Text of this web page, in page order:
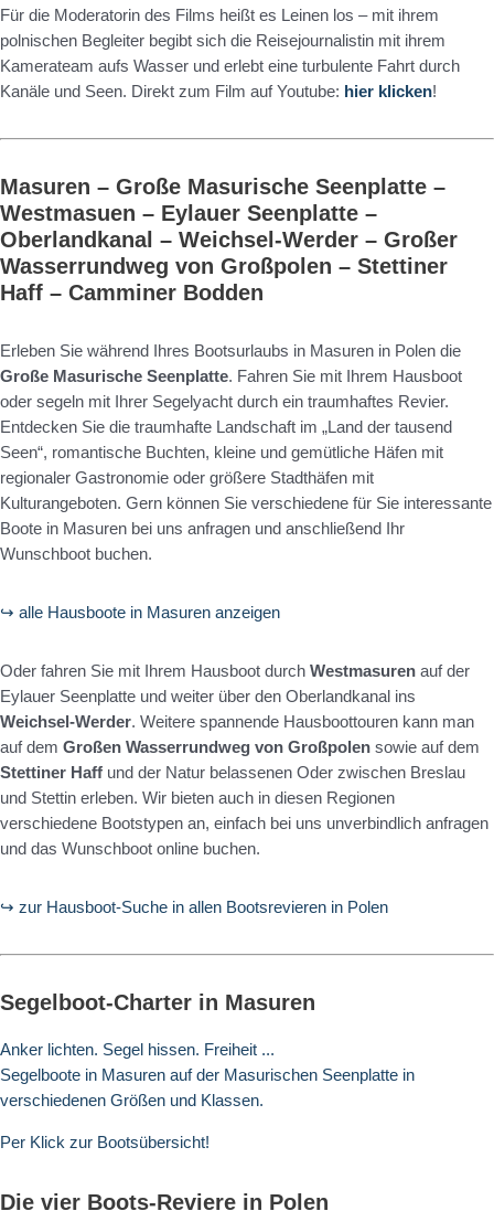
Für die Moderatorin des Films heißt es Leinen los – mit ihrem
polnischen Begleiter begibt sich die Reisejournalistin mit ihrem
Kamerateam aufs Wasser und erlebt eine turbulente Fahrt durch
Kanäle und Seen. Direkt zum Film auf Youtube: hier klicken!
Masuren – Große Masurische Seenplatte –
Westmasuen – Eylauer Seenplatte –
Oberlandkanal – Weichsel-Werder – Großer
Wasserrundweg von Großpolen – Stettiner
Haff – Camminer Bodden
Erleben Sie während Ihres Bootsurlaubs in Masuren in Polen die
Große Masurische Seenplatte. Fahren Sie mit Ihrem Hausboot
oder segeln mit Ihrer Segelyacht durch ein traumhaftes Revier.
Entdecken Sie die traumhafte Landschaft im „Land der tausend
Seen“, romantische Buchten, kleine und gemütliche Häfen mit
regionaler Gastronomie oder größere Stadthäfen mit
Kulturangeboten. Gern können Sie verschiedene für Sie interessante
Boote in Masuren bei uns anfragen und anschließend Ihr
Wunschboot buchen.
↪ alle Hausboote in Masuren anzeigen
Oder fahren Sie mit Ihrem Hausboot durch Westmasuren auf der
Eylauer Seenplatte und weiter über den Oberlandkanal ins
Weichsel-Werder. Weitere spannende Hausboottouren kann man
auf dem Großen Wasserrundweg von Großpolen sowie auf dem
Stettiner Haff und der Natur belassenen Oder zwischen Breslau
und Stettin erleben. Wir bieten auch in diesen Regionen
verschiedene Bootstypen an, einfach bei uns unverbindlich anfragen
und das Wunschboot online buchen.
↪ zur Hausboot-Suche in allen Bootsrevieren in Polen
Segelboot-Charter in Masuren
Anker lichten. Segel hissen. Freiheit ...
Segelboote in Masuren auf der Masurischen Seenplatte in
verschiedenen Größen und Klassen.
Per Klick zur Bootsübersicht!
Die vier Boots-Reviere in Polen